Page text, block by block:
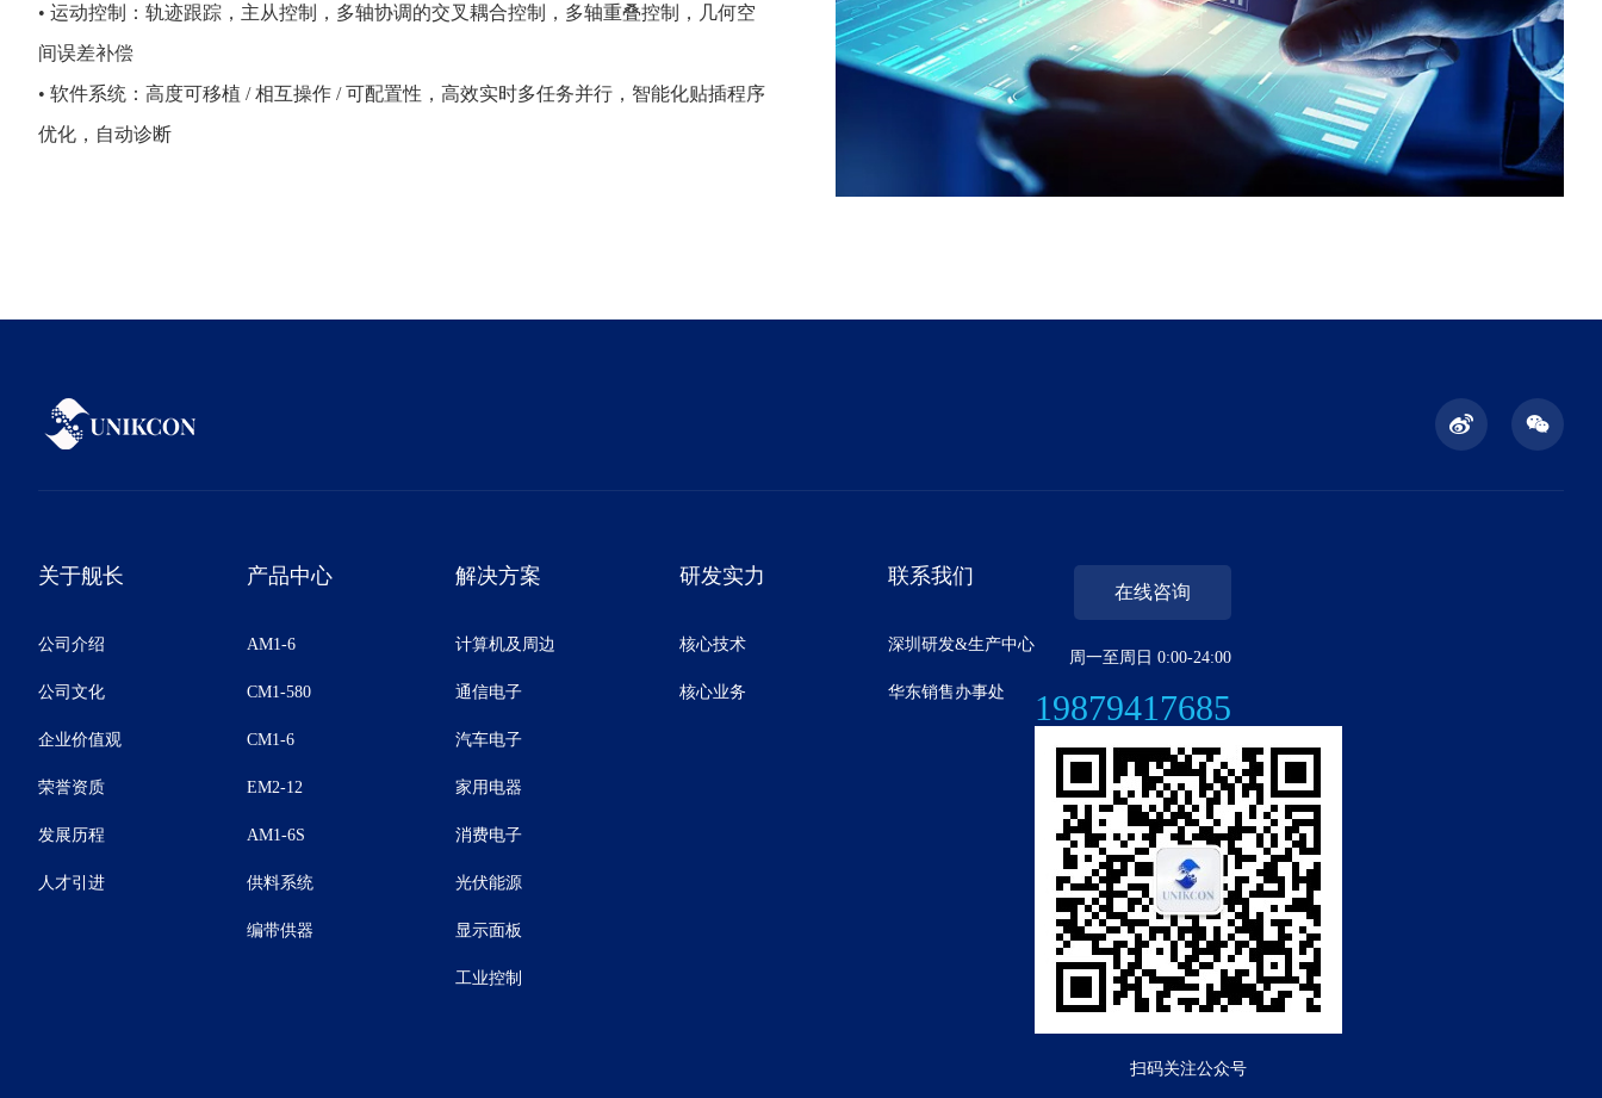
• 运动控制：轨迹跟踪，主从控制，多轴协调的交叉耦合控制，多轴重叠控制，几何空
间误差补偿
• 软件系统：高度可移植 / 相互操作 / 可配置性，高效实时多任务并行，智能化贴插程序
优化，自动诊断
关于舰长
公司介绍
公司文化
企业价值观
荣誉资质
发展历程
人才引进
产品中心
AM1-6
CM1-580
CM1-6
EM2-12
AM1-6S
供料系统
编带供器
解决方案
计算机及周边
通信电子
汽车电子
家用电器
消费电子
光伏能源
显示面板
工业控制
研发实力
核心技术
核心业务
联系我们
深圳研发&生产中心
华东销售办事处
在线咨询
周一至周日 0:00-24:00
19879417685
扫码关注公众号